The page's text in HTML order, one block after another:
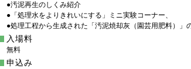
●汚泥再生のしくみ紹介
●「処理水をよりきれいにする」ミニ実験コーナー、
●処理工程から生成された「汚泥焼却灰（園芸用肥料）」
入場料
無料
申込み